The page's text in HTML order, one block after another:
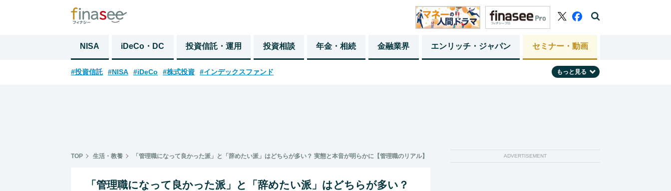
NISA iDeCo・DC 投資信託・運用 投資相談 年金・相続 金融業界 エンリッチ・ジャパン セミナー・動画
#投資信託 #NISA #iDeCo #株式投資 #インデックスファンド もっと見る
TOP 生活・教養 「管理職になって良かった派」と「辞めたい派」はどちらが多い？ 実態と本音が明らかに【管理職のリアル】
「管理職になって良かった派」と「辞めたい派」はどちらが多い？
ADVERTISEMENT